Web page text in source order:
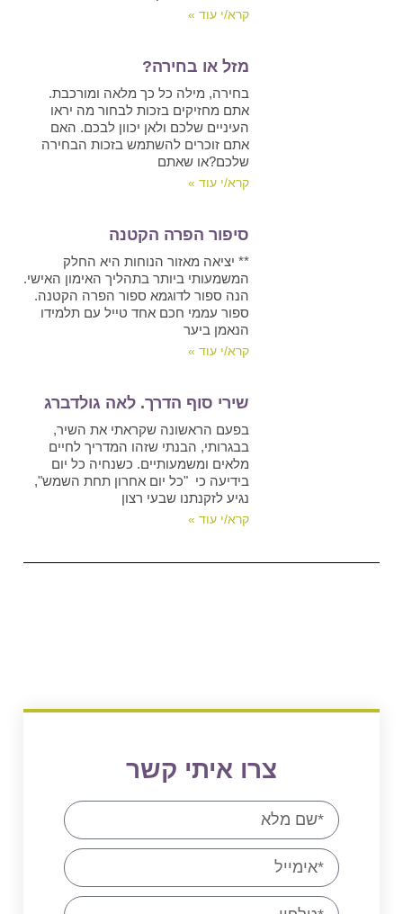
קרא/י עוד »
מזל או בחירה?
בחירה, מילה כל כך מלאה ומורכבת.
אתם מחזיקים בזכות לבחור מה יראו
העיניים שלכם ולאן יכוון לבכם. האם
אתם זוכרים להשתמש בזכות הבחירה
שלכם?או שאתם
קרא/י עוד »
סיפור הפרה הקטנה
** יציאה מאזור הנוחות היא החלק
המשמעותי ביותר בתהליך האימון האישי.
הנה ספור לדוגמא ספור הפרה הקטנה.
ספור עממי חכם אחד טייל עם תלמידו
הנאמן ביער
קרא/י עוד »
שירי סוף הדרך. לאה גולדברג
בפעם הראשונה שקראתי את השיר,
בבגרותי, הבנתי שזהו המדריך לחיים
מלאים ומשמעותיים. כשנחיה כל יום
בידיעה כי "כל יום אחרון תחת השמש",
נגיע לזקנתנו שבעי רצון
קרא/י עוד »
צרו איתי קשר